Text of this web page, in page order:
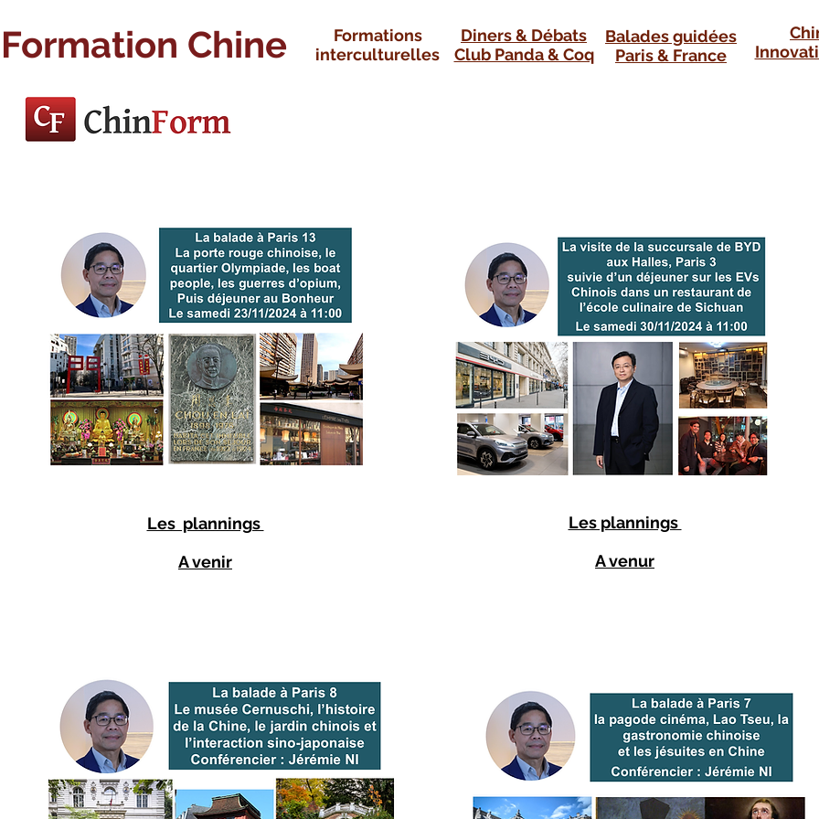
Formation Chine
Formations
interculturelles
Diners & Débats
Club Panda & Coq
Balades guidées
Paris & France
Les plannings
A venir
Les plannings
A venur